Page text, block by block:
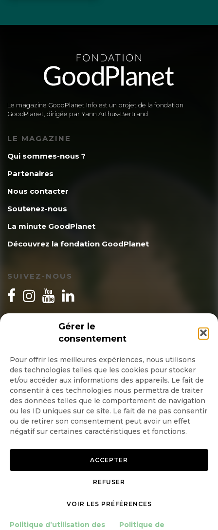
Gérer le
consentement
Pour offrir les meilleures expériences, nous utilisons
des technologies telles que les cookies pour stocker
et/ou accéder aux informations des appareils. Le fait de
consentir à ces technologies nous permettra de traiter
des données telles que le comportement de navigation
ou les ID uniques sur ce site. Le fait de ne pas consentir
ou de retirer son consentement peut avoir un effet
négatif sur certaines caractéristiques et fonctions.
ACCEPTER
REFUSER
VOIR LES PRÉFÉRENCES
Politique d’utilisation des Politique de
Le magazine GoodPlanet Info est un projet de la fondation
GoodPlanet, dirigée par Yann Arthus-Bertrand
LE MAGAZINE
Qui sommes-nous ?
Partenaires
Nous contacter
Soutenez-nous
La minute GoodPlanet
Découvrez la fondation GoodPlanet
SUIVEZ-NOUS
INSCRIPTION NEWSLETTER
Quotidienne
Hebdo
OK
Politique de confidentialité